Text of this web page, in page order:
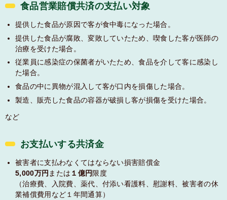
食品営業賠償共済の支払い対象
提供した食品が原因で客が食中毒になった場合。
提供した食品が腐敗、変敗していたため、喫食した客が医師の
治療を受けた場合。
従業員に感染症の保菌者がいたため、食品を介して客に感染し
た場合。
食品の中に異物が混入して客が口内を損傷した場合。
製造、販売した食品の容器が破損し客が損傷を受けた場合。
など
お支払いする共済金
被害者に支払わなくてはならない損害賠償金
5,000万円 または １億円 限度
（治療費、入院費、薬代、付添い看護料、慰謝料、被害者の休
業補償費用など１年間通算）